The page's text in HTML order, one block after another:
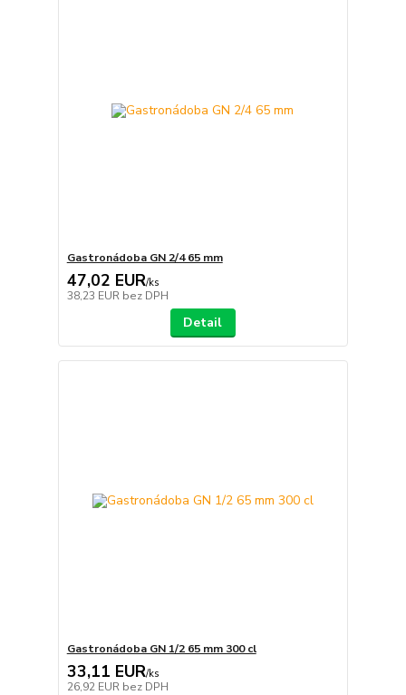
Gastronádoba GN 2/4 65 mm
47,02 EUR/ks
38,23 EUR bez DPH
Detail
Gastronádoba GN 1/2 65 mm 300 cl
33,11 EUR/ks
26,92 EUR bez DPH